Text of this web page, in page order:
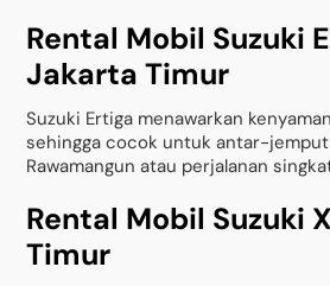
Rental Mobil Suzuki
Jakarta Timur
Suzuki Ertiga menawarkan
sehingga cocok untuk antar-jemput
Rawamangun atau perjalanan
Rental Mobil Suzuki
Timur